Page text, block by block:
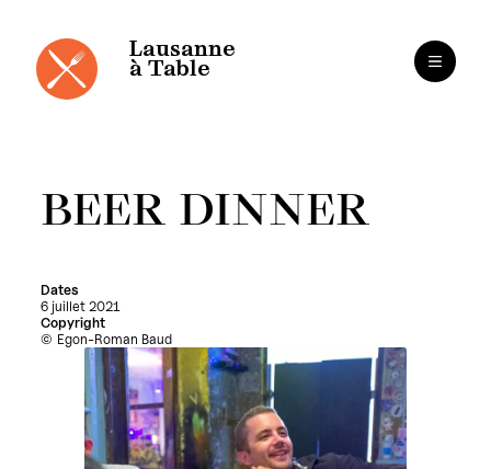
contenu
Lausanne
à Table
BEER DINNER
Dates
6 juillet 2021
Copyright
Egon-Roman Baud